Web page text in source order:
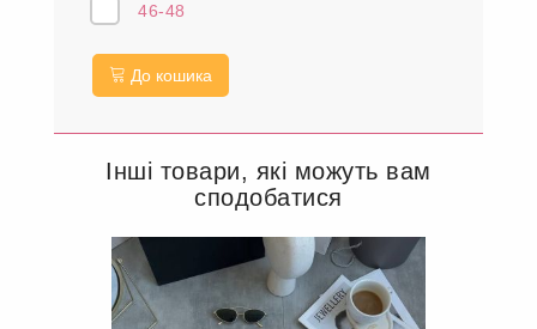
46-48
До кошика
Інші товари, які можуть вам
сподобатися